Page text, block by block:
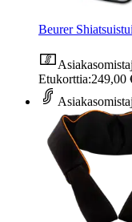
Beurer
Etukorttia:249,00